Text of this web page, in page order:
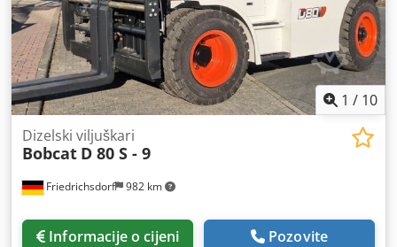
1 / 10
Friedrichsdorf 982 km
Dizelski viljuškari
Bobcat D 80 S - 9
Informacije o cijeni Pozovite